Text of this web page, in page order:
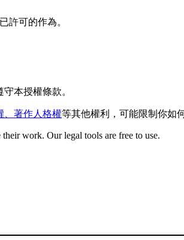
許可的作為。
本授權條款。
、著作人格權等其他權利，可能限制你如
work. Our legal tools are free to use.